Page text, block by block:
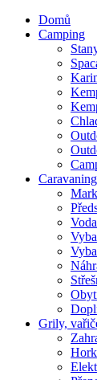
Domů
Camping
Caravaning
Grily,